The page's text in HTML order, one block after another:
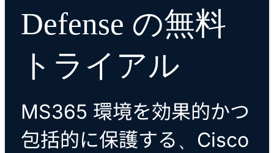
Defense の無料
トライアル
MS365 環境を効果的かつ
包括的に保護する、Cisco